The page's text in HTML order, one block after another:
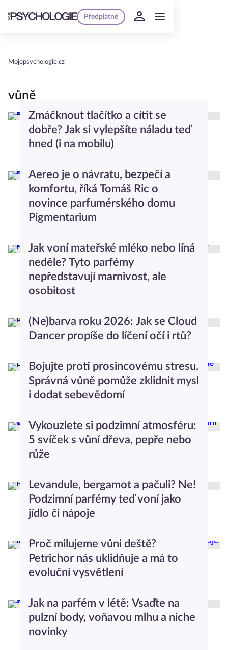
Předplatné
Mojepsychologie.cz
vůně
Zmáčknout tlačítko a cítit se
dobře? Jak si vylepšíte náladu teď
hned (i na mobilu)
Aereo je o návratu, bezpečí a
komfortu, říká Tomáš Ric o
novince parfumérského domu
Pigmentarium
Jak voní mateřské mléko nebo líná
neděle? Tyto parfémy
nepředstavují marnivost, ale
osobitost
(Ne)barva roku 2026: Jak se Cloud
Dancer propíše do líčení očí i rtů?
Bojujte proti prosincovému stresu.
Správná vůně pomůže zklidnit mysl
i dodat sebevědomí
Vykouzlete si podzimní atmosféru:
5 svíček s vůní dřeva, pepře nebo
růže
Levandule, bergamot a pačuli? Ne!
Podzimní parfémy teď voní jako
jídlo či nápoje
Proč milujeme vůni deště?
Petrichor nás uklidňuje a má to
evoluční vysvětlení
Jak na parfém v létě: Vsaďte na
pulzní body, voňavou mlhu a niche
novinky